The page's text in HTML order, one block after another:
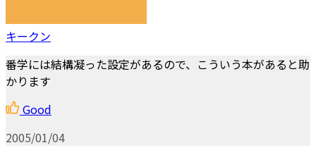
キークン
番学には結構凝った設定があるので、こういう本があると助
かります
Good
2005/01/04